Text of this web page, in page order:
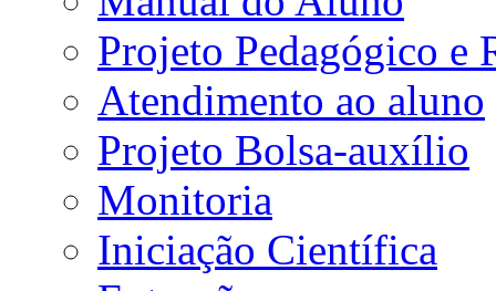
Projeto Pedagógico e
Atendimento ao aluno
Projeto Bolsa-auxílio
Monitoria
Iniciação Científica